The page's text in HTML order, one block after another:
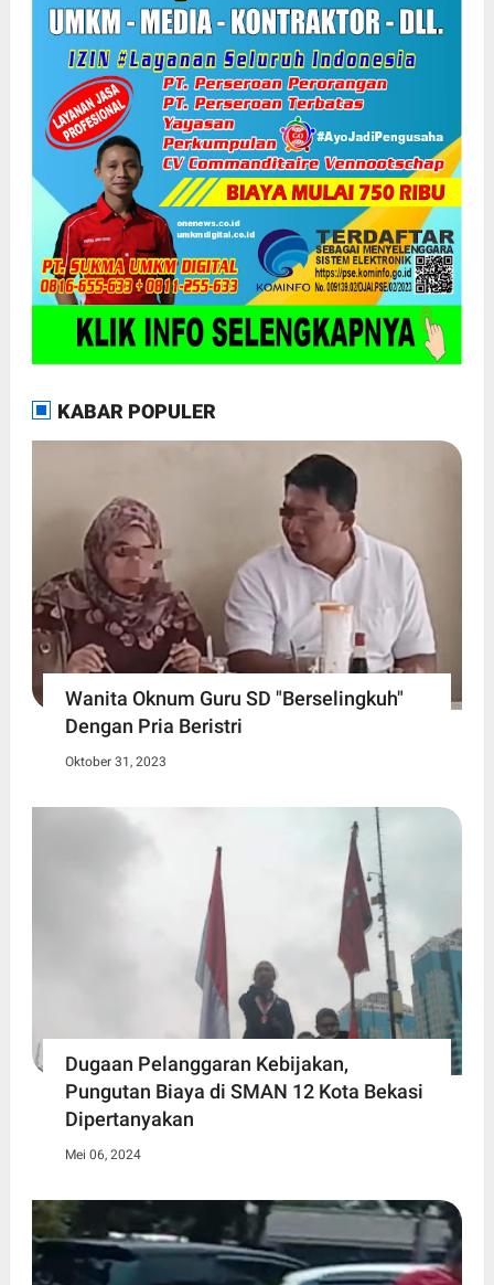
KABAR POPULER
Wanita Oknum Guru SD "Berselingkuh"
Dengan Pria Beristri
Oktober 31, 2023
Dugaan Pelanggaran Kebijakan,
Pungutan Biaya di SMAN 12 Kota Bekasi
Dipertanyakan
Mei 06, 2024